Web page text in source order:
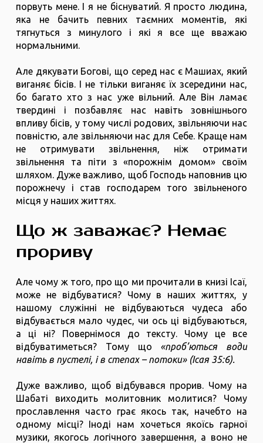
порвуть мене. І я не біснуватий. Я просто людина,
яка не бачить певних таємних моментів, які
тягнуться з минулого і які я все ще вважаю
нормальними.
Але дякувати Богові, що серед нас є Машиах, який
виганяє бісів. І не тільки виганяє їх зсередини нас,
бо багато хто з нас уже вільний. Але Він ламає
твердині і позбавляє нас навіть зовнішнього
впливу бісів, у тому числі родових, звільняючи нас
повністю, але звільняючи нас для Себе. Краще нам
не отримувати звільнення, ніж отримати
звільнення та піти з «порожнім домом» своїм
шляхом. Дуже важливо, щоб Господь наповнив цю
порожнечу і став господарем того звільненого
місця у наших життях.
Що ж заважає? Немає
прориву
Але чому ж того, про що ми прочитали в книзі Ісаї,
може не відбуватися? Чому в наших життях, у
нашому служінні не відбуваються чудеса або
відбувається мало чудес, чи ось ці відбуваються,
а ці ні? Повернімося до тексту. Чому це все
відбуватиметься? Тому що «проб’ються води
навіть в пустелі, і в степах – потоки» (Ісая 35:6).
Дуже важливо, щоб відбувався прорив. Чому на
Шабаті виходить молитовник молитися? Чому
прославлення часто грає якось так, начебто на
одному місці? Іноді нам хочеться якоїсь гарної
музики, якогось логічного завершення, а воно не